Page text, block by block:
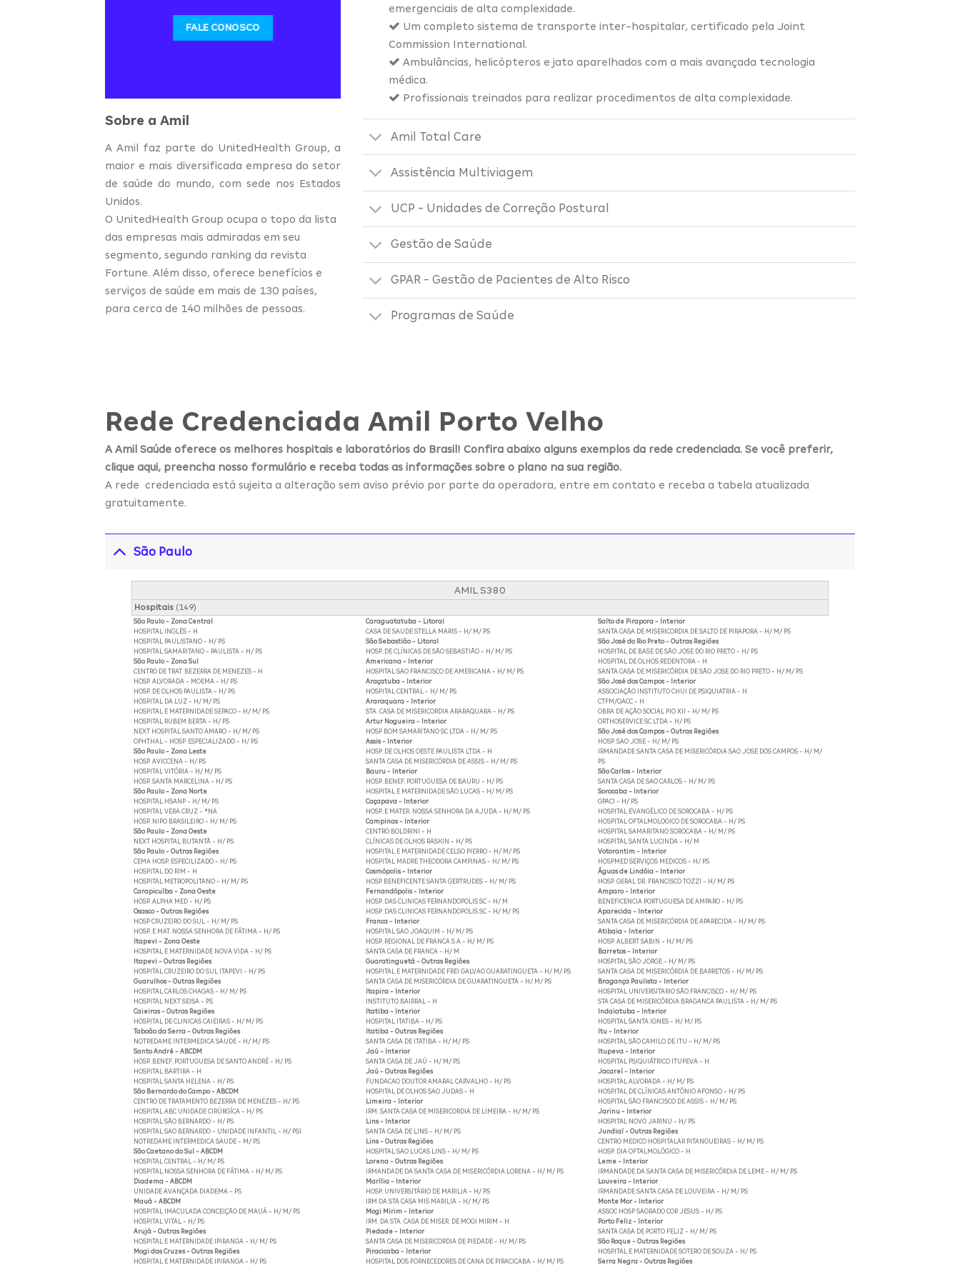
FALE CONOSCO
Sobre a Amil
A Amil faz parte do UnitedHealth Group, a
maior e mais diversificada empresa do setor
de saúde do mundo, com sede nos Estados
Unidos.
O UnitedHealth Group ocupa o topo da lista
das empresas mais admiradas em seu
segmento, segundo ranking da revista
Fortune. Além disso, oferece benefícios e
serviços de saúde em mais de 130 países,
para cerca de 140 milhões de pessoas.
emergenciais de alta complexidade.
Um completo sistema de transporte inter-hospitalar, certificado pela Joint
Commission International.
Ambulâncias, helicópteros e jato aparelhados com a mais avançada tecnologia
médica.
Profissionais treinados para realizar procedimentos de alta complexidade.
Amil Total Care
Assistência Multiviagem
UCP - Unidades de Correção Postural
Gestão de Saúde
GPAR - Gestão de Pacientes de Alto Risco
Programas de Saúde
Rede Credenciada Amil Porto Velho
A Amil Saúde oferece os melhores hospitais e laboratórios do Brasil! Confira abaixo alguns exemplos da rede credenciada. Se você preferir,
clique aqui, preencha nosso formulário e receba todas as informações sobre o plano na sua região.
A rede credenciada está sujeita a alteração sem aviso prévio por parte da operadora, entre em contato e receba a tabela atualizada
gratuitamente.
São Paulo
AMIL S380
Hospitais(149)
São Paulo - Zona Central
HOSPITAL INGLÊS - H
HOSPITAL PAULISTANO - H/ PS
HOSPITAL SAMARITANO - PAULISTA - H/ PS
São Paulo - Zona Sul
CENTRO DE TRAT. BEZERRA DE MENEZES - H
HOSP. ALVORADA - MOEMA - H/ PS
HOSP. DE OLHOS PAULISTA - H/ PS
HOSPITAL DA LUZ - H/ M/ PS
HOSPITAL E MATERNIDADE SEPACO - H/ M/ PS
HOSPITAL RUBEM BERTA - H/ PS
NEXT HOSPITAL SANTO AMARO - H/ M/ PS
OPHTHAL - HOSP. ESPECIALIZADO - H/ PS
São Paulo - Zona Leste
HOSP. AVICCENA - H/ PS
HOSPITAL VITÓRIA - H/ M/ PS
HOSP. SANTA MARCELINA - H/ PS
São Paulo - Zona Norte
HOSPITAL HSANP - H/ M/ PS
HOSPITAL VERA CRUZ - *NA
HOSP. NIPO BRASILEIRO - H/ M/ PS
São Paulo - Zona Oeste
NEXT HOSPITAL BUTANTÃ - H/ PS
São Paulo - Outras Regiões
CEMA HOSP. ESPECILIZADO - H/ PS
HOSPITAL DO RIM - H
HOSPITAL METROPOLITANO - H/ M/ PS
Carapicuíba - Zona Oeste
HOSP. ALPHA MED - H/ PS
Osasco - Outras Regiões
HOSP CRUZEIRO DO SUL - H/ M/ PS
HOSP. E MAT. NOSSA SENHORA DE FÁTIMA - H/ PS
Itapevi - Zona Oeste
HOSPITAL E MATERNIDADE NOVA VIDA - H/ PS
Itapevi - Outras Regiões
HOSPITAL CRUZEIRO DO SUL ITAPEVI - H/ PS
Guarulhos - Outras Regiões
HOSPITAL CARLOS CHAGAS - H/ M/ PS
HOSPITAL NEXT SEISA - PS
Caieiras - Outras Regiões
HOSPITAL DE CLINICAS CAIEIRAS - H/ M/ PS
Taboão da Serra - Outras Regiões
NOTREDAME INTERMEDICA SAUDE - H/ M/ PS
Santo André - ABCDM
HOSP. BENEF. PORTUGUESA DE SANTO ANDRÉ - H/ PS
HOSPITAL BARTIRA - H
HOSPITAL SANTA HELENA - H/ PS
São Bernardo do Campo - ABCDM
CENTRO DE TRATAMENTO BEZERRA DE MENEZES - H/ PS
HOSPITAL ABC UNIDADE CIRÚRGÍCA - H/ PS
HOSPITAL SÃO BERNARDO - H/ PS
HOSPITAL SAO BERNARDO - UNIDADE INFANTIL - H/ PSI
NOTREDAME INTERMEDICA SAUDE - M/ PS
São Caetano do Sul - ABCDM
HOSPITAL CENTRAL - H/ M/ PS
HOSPITAL NOSSA SENHORA DE FÁTIMA - H/ M/ PS
Diadema - ABCDM
UNIDADE AVANÇADA DIADEMA - PS
Mauá - ABCDM
HOSPITAL IMACULADA CONCEIÇÃO DE MAUÁ - H/ M/ PS
HOSPITAL VITAL - H/ PS
Arujá - Outras Regiões
HOSPITAL E MATERNIDADE IPIRANGA - H/ M/ PS
Mogi das Cruzes - Outras Regiões
HOSPITAL E MATERNIDADE IPIRANGA - H/ PS
Caraguatatuba - Litoral
CASA DE SAUDE STELLA MARIS - H/ M/ PS
São Sebastião - Litoral
HOSP. DE CLÍNICAS DE SÃO SEBASTIÃO - H/ M/ PS
Americana - Interior
HOSPITAL SAO FRANCISCO DE AMERICANA - H/ M/ PS
Araçatuba - Interior
HOSPITAL CENTRAL - H/ M/ PS
Araraquara - Interior
STA. CASA DE MISERICORDIA ARARAQUARA - H/ PS
Artur Nogueira - Interior
HOSP BOM SAMARITANO SC LTDA - H/ M/ PS
Assis - Interior
HOSP. DE OLHOS OESTE PAULISTA LTDA - H
SANTA CASA DE MISERICÓRDIA DE ASSIS - H/ M/ PS
Bauru - Interior
HOSP. BENEF. PORTUGUESA DE BAURU - H/ PS
HOSPITAL E MATERNIDADE SÃO LUCAS - H/ M/ PS
Caçapava - Interior
HOSP. E MATER. NOSSA SENHORA DA AJUDA - H/ M/ PS
Campinas - Interior
CENTRO BOLDRINI - H
CLÍNICAS DE OLHOS RASKIN - H/ PS
HOSPITAL E MATERNIDADE CELSO PIERRO - H/ M/ PS
HOSPITAL MADRE THEODORA CAMPINAS - H/ M/ PS
Cosmópolis - Interior
HOSP BENEFICENTE SANTA GERTRUDES - H/ M/ PS
Fernandópolis - Interior
HOSP. DAS CLINICAS FERNANDOPOLIS SC - H/ M
HOSP. DAS CLINICAS FERNANDOPOLIS SC - H/ M/ PS
Franca - Interior
HOSPITAL SAO JOAQUIM - H/ M/ PS
HOSP. REGIONAL DE FRANCA S A - H/ M/ PS
SANTA CASA DE FRANCA - H/ M
Guaratinguetá - Outras Regiões
HOSPITAL E MATERNIDADE FREI GALVAO GUARATINGUETA - H/ M/ PS
SANTA CASA DE MISERICÓRDIA DE GUARATINGUETA - H/ M/ PS
Itapira - Interior
INSTITUTO BAIRRAL - H
Itatiba - Interior
HOSPITAL ITATIBA - H/ PS
Itatiba - Outras Regiões
SANTA CASA DE ITATIBA - H/ M/ PS
Jaú - Interior
SANTA CASA DE JAÚ - H/ M/ PS
Jaú - Outras Regiões
FUNDACAO DOUTOR AMARAL CARVALHO - H/ PS
HOSPITAL DE OLHOS SAO JUDAS - H
Limeira - Interior
IRM. SANTA CASA DE MISERICORDIA DE LIMEIRA - H/ M/ PS
Lins - Interior
SANTA CASA DE LINS - H/ M/ PS
Lins - Outras Regiões
HOSPITAL SAO LUCAS LINS - H/ M/ PS
Lorena - Outras Regiões
IRMANDADE DA SANTA CASA DE MISERICÓRDIA LORENA - H/ M/ PS
Marília - Interior
HOSP. UNIVERSITÁRIO DE MARILIA - H/ PS
IRM DA STA CASA MIS MARILIA - H/ M/ PS
Mogi Mirim - Interior
IRM. DA STA. CASA DE MISER. DE MOGI MIRIM - H
Piedade - Interior
SANTA CASA DE MISERICORDIA DE PIEDADE - H/ M/ PS
Piracicaba - Interior
HOSPITAL DOS FORNECEDORES DE CANA DE PIRACICABA - H/ M/ PS
Salto de Pirapora - Interior
SANTA CASA DE MISERICORDIA DE SALTO DE PIRAPORA - H/ M/ PS
São José do Rio Preto - Outras Regiões
HOSPITAL DE BASE DE SÃO JOSE DO RIO PRETO - H/ PS
HOSPITAL DE OLHOS REDENTORA - H
SANTA CASA DE MISERICÓRDIA DE SÃO JOSE DO RIO PRETO - H/ M/ PS
São José dos Campos - Interior
ASSOCIAÇÃO INSTITUTO CHUI DE PSIQUIATRIA - H
CTFM/GACC - H
OBRA DE AÇÃO SOCIAL PIO XII - H/ M/ PS
ORTHOSERVICE SC LTDA - H/ PS
São José dos Campos - Outras Regiões
HOSP. SAO JOSE - H/ M/ PS
IRMANDADE SANTA CASA DE MISERICÓRDIA SAO JOSE DOS CAMPOS - H/ M/
PS
São Carlos - Interior
SANTA CASA DE SAO CARLOS - H/ M/ PS
Sorocaba - Interior
GPACI - H/ PS
HOSPITAL EVANGÉLICO DE SOROCABA - H/ PS
HOSPITAL OFTALMOLOGICO DE SOROCABA - H/ PS
HOSPITAL SAMARITANO SOROCABA - H/ M/ PS
HOSPITAL SANTA LUCINDA - H/ M
Votorantim - Interior
HOSPMED SERVIÇOS MEDICOS - H/ PS
Águas de Lindóia - Interior
HOSP. GERAL DR. FRANCISCO TOZZI - H/ M/ PS
Amparo - Interior
BENEFICENCIA PORTUGUESA DE AMPARO - H/ PS
Aparecida - Interior
SANTA CASA DE MISERICÓRDIA DE APARECIDA - H/ M/ PS
Atibaia - Interior
HOSP. ALBERT SABIN - H/ M/ PS
Barretos - Interior
HOSPITAL SÃO JORGE - H/ M/ PS
SANTA CASA DE MISERICÓRDIA DE BARRETOS - H/ M/ PS
Bragança Paulista - Interior
HOSPITAL UNIVERSITARIO SÃO FRANCISCO - H/ M/ PS
STA CASA DE MISERICÓRDIA BRAGANCA PAULISTA - H/ M/ PS
Indaiatuba - Interior
HOSPITAL SANTA IGNES - H/ M/ PS
Itu - Interior
HOSPITAL SÃO CAMILO DE ITU - H/ M/ PS
Itupeva - Interior
HOSPITAL PSIQUIÁTRICO ITUPEVA - H
Jacareí - Interior
HOSPITAL ALVORADA - H/ M/ PS
HOSPITAL DE CLÍNICAS ANTÔNIO AFONSO - H/ PS
HOSPITAL SÃO FRANCISCO DE ASSIS - H/ M/ PS
Jarinu - Interior
HOSPITAL NOVO JARINU - H/ PS
Jundiaí - Outras Regiões
CENTRO MEDICO HOSPITALAR PITANGUEIRAS - H/ M/ PS
HOSP. DIA OFTALMOLÓGICO - H
Leme - Interior
IRMANDADE DA SANTA CASA DE MISERICÓRDIA DE LEME - H/ M/ PS
Louveira - Interior
IRMANDADE SANTA CASA DE LOUVEIRA - H/ M/ PS
Monte Mor - Interior
ASSOC HOSP SAGRADO COR JESUS - H/ PS
Porto Feliz - Interior
SANTA CASA DE PORTO FELIZ - H/ M/ PS
São Roque - Outras Regiões
HOSPITAL E MATERNIDADE SOTERO DE SOUZA - H/ PS
Serra Negra - Outras Regiões